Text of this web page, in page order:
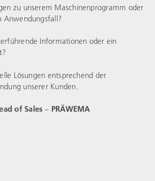
zu unserem Maschinenprogramm oder
Anwendungsfall?
Informationen oder ein
Lösungen entsprechend der
unserer Kunden.
of Sales– PRÄWEMA